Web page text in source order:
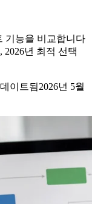
기능을 비교합니다
년 최적 선택
이트됨2026년 5월